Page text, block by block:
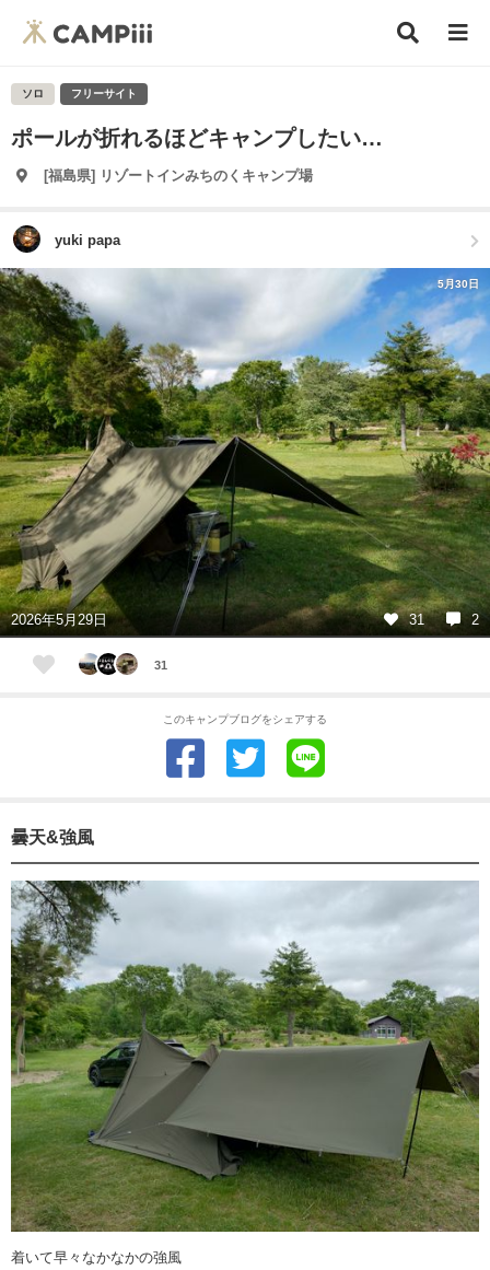
ソロ フリーサイト
ポールが折れるほどキャンプしたい…
[福島県] リゾートインみちのくキャンプ場
yuki papa
5月30日
2026年5月29日 31 2
31
このキャンプブログをシェアする
曇天&強風
着いて早々なかなかの強風